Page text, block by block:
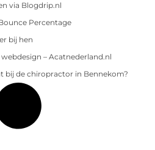
via Blogdrip.nl
Percentage
bij hen
– Acatnederland.nl
bij de chiropractor in Bennekom?